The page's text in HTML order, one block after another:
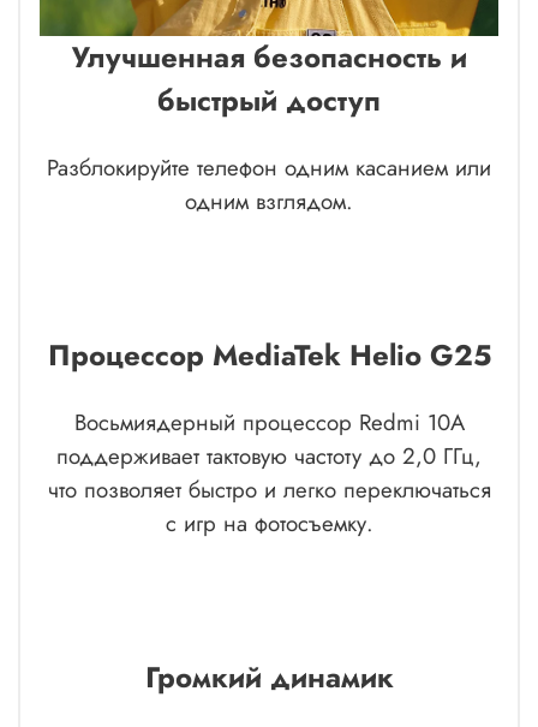
Улучшенная безопасность и
быстрый доступ
Разблокируйте телефон одним касанием или
одним взглядом.
Процессор MediaTek Helio G25
Восьмиядерный процессор Redmi 10A
поддерживает тактовую частоту до 2,0 ГГц,
что позволяет быстро и легко переключаться
с игр на фотосъемку.
Громкий динамик